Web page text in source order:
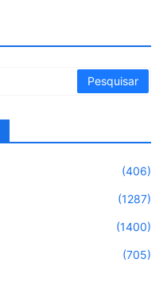
(406)
(1287)
(1400)
(705)